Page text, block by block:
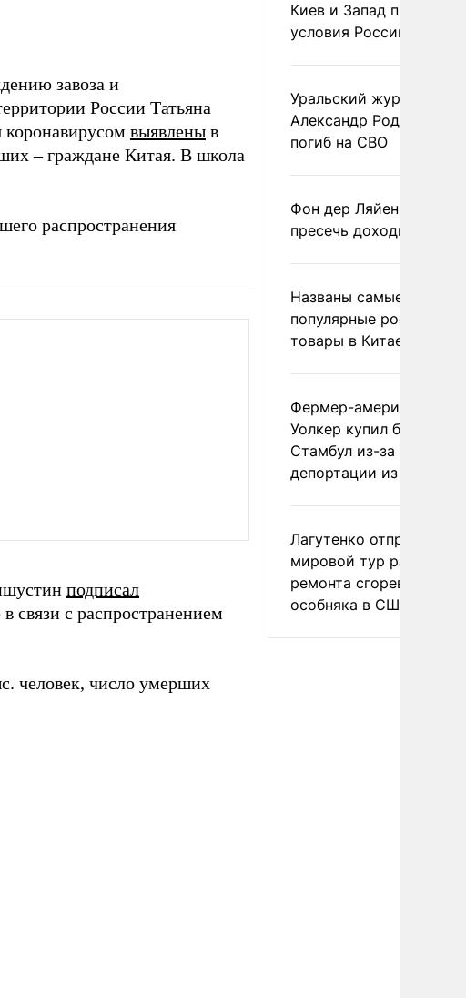
завоза и
России Татьяна
коронавирусом выявлены в
– граждане Китая. В школа
распространения
подписал
связи с распространением
человек, число умерших
Киев и Запад принять
условия России
Уральский журналист
Александр Родионов
погиб на СВО
Фон дер Ляйен
пресечь доходы России
Названы самые
популярные российские
товары в Китае
Фермер-американец
Уолкер купил билет в
Стамбул из-за угрозы
депортации из России
Лагутенко отправился в
мировой тур ради
ремонта сгоревшего
особняка в США